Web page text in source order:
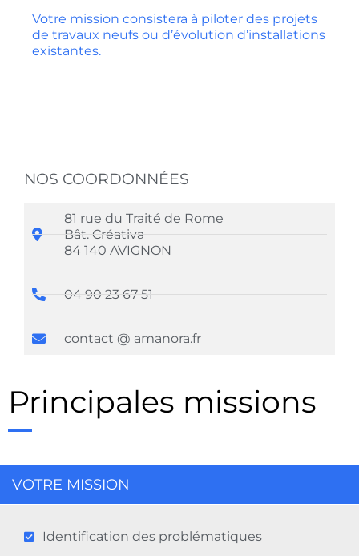
Votre mission consistera à piloter des projets
de travaux neufs ou d’évolution d’installations
existantes.
NOS COORDONNÉES
81 rue du Traité de Rome
Bât. Créativa
84 140 AVIGNON
04 90 23 67 51
contact @ amanora.fr
Principales missions
VOTRE MISSION
Identification des problématiques